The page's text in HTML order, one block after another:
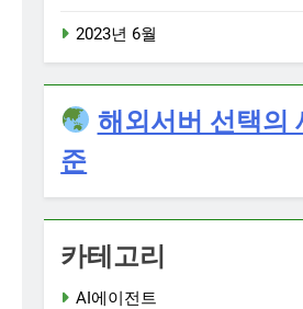
2023년 6월
해외서버 선택의
준
카테고리
AI에이전트